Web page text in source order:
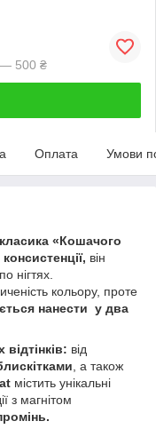
— 500 ₴
Оплата Умови
класика «Кошачого
він
по нігтях.
кольору, проте
нанести у два
від
, а також
містить унікальні
з магнітом